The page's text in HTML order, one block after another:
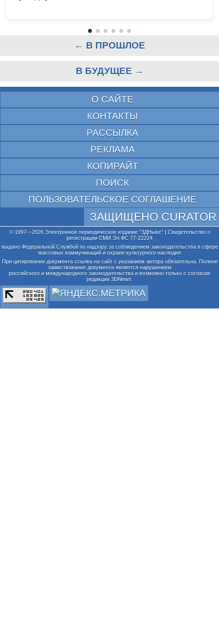
← В ПРОШЛОЕ
В БУДУЩЕЕ →
О САЙТЕ
КОНТАКТЫ
РАССЫЛКА
РЕКЛАМА
КОПИРАЙТ
ПОИСК
ПОЛЬЗОВАТЕЛЬСКОЕ СОГЛАШЕНИЕ
ЗАЩИЩЕНО CURATOR
© 1997—2026 Электронное периодическое издание "3ДНьюс" | Свидетельство о
регистрации СМИ Эл ФС 77-22224
выдано Федеральной Службой по надзору за соблюдением законодательства в сфере
массовых коммуникаций и охране культурного наследия
При цитировании документа ссылка на сайт с указанием автора обязательна. Полное
заимствование документа является нарушением
российского и международного законодательства и возможно только с согласия
редакции 3DNews.